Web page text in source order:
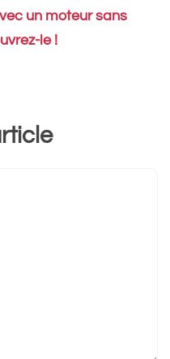
un moteur sans
le !